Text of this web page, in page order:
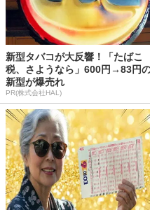
新型タバコが大反響！「たばこ
税、さようなら」600円→83円
新型が爆売れ
PR(株式会社HAL)